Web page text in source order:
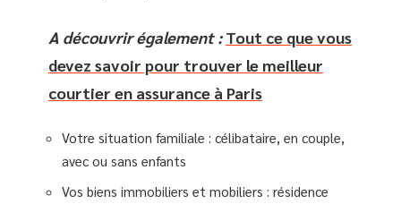
A découvrir également : Tout ce que vous
devez savoir pour trouver le meilleur
courtier en assurance à Paris
Votre situation familiale : célibataire, en couple,
avec ou sans enfants
Vos biens immobiliers et mobiliers : résidence